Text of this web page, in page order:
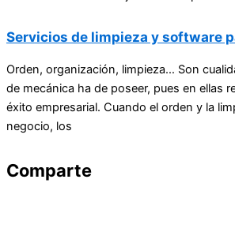
Servicios de limpieza y software
Orden, organización, limpieza… Son
de mecánica ha de poseer, pues en ellas
éxito empresarial. Cuando el orden y la
negocio, los
Comparte